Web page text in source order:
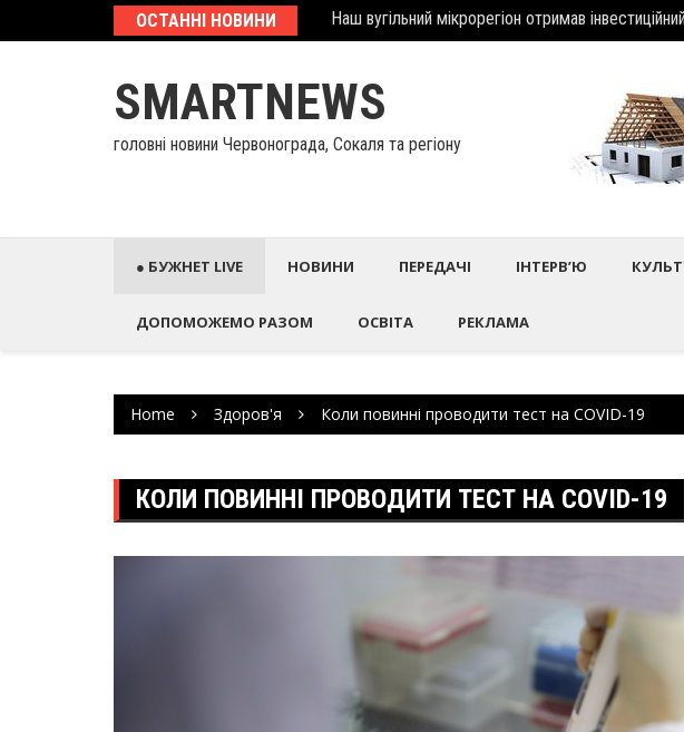
ОСТАННІ НОВИНИ У Палаці Потоцьких відбулось нагородження
SMARTNEWS
головні новини Червонограда, Сокаля та регіону
● БУЖНЕТ LIVE НОВИНИ ПЕРЕДАЧІ ІНТЕРВ’Ю
ДОПОМОЖЕМО РАЗОМ ОСВІТА РЕКЛАМА
Home Здоров'я Коли повинні проводити тест на COVID-19
КОЛИ ПОВИННІ ПРОВОДИТИ ТЕСТ НА COVID-19